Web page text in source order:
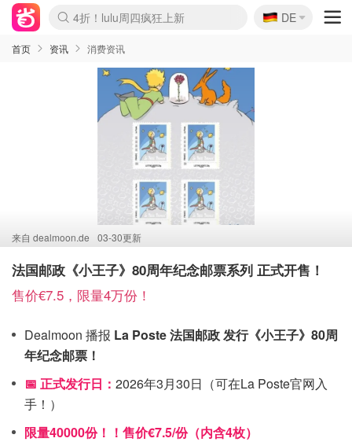
Boticinal 夏促开抢！
4折！lulu周四疯狂上新
还没结束！&OtherStories大促
Joybuy变相75折 随时失效
速领！Stanley独家85折
疑似霸哥！Camper额外叠85折
Zalando 奥莱闪促！每日更新
Moncler反季囤！5折起+叠9折
Coach Brooklyn仅€192
🇩🇪
DE
首页 资讯 消费资讯
来自 dealmoon.de 03-30更新
法国邮政《小王子》80周年纪念邮票系列 正式开售！
售价€7.5，限量4万份！
Dealmoon 播报 La Poste 法国邮政 发行《小王子》80周
年纪念邮票！
📅 正式发行日： 2026年3月30日 （可在La Poste官网入
手！）
限量40000份！！售价€7.5/份（内含4枚）